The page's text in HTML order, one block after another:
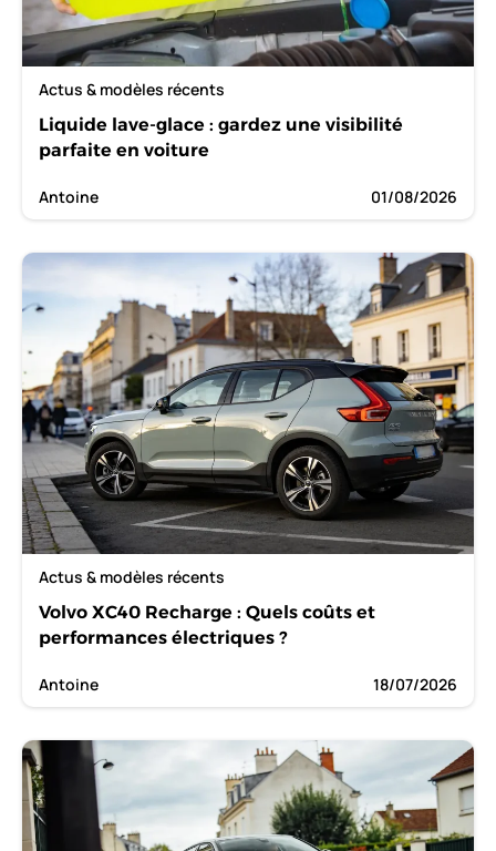
Actus & modèles récents
Liquide lave-glace : gardez une visibilité
parfaite en voiture
Antoine 01/08/2026
Actus & modèles récents
Volvo XC40 Recharge : Quels coûts et
performances électriques ?
Antoine 18/07/2026